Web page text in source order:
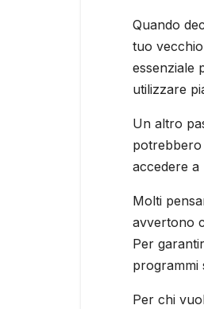
Quando
tuo
essenziale
utilizzare
Un altro
potrebbero
accedere
Molti
avvertono
Per
programmi
Per chi